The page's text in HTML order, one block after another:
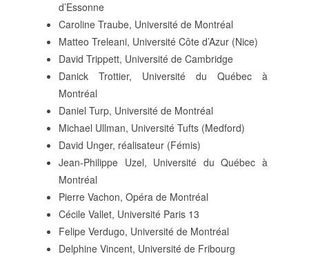
d’Essonne
Caroline Traube, Université de Montréal
Matteo Treleani, Université Côte d’Azur (Nice)
David Trippett, Université de Cambridge
Danick Trottier, Université du Québec à
Montréal
Daniel Turp, Université de Montréal
Michael Ullman, Université Tufts (Medford)
David Unger, réalisateur (Fémis)
Jean-Philippe Uzel, Université du Québec à
Montréal
Pierre Vachon, Opéra de Montréal
Cécile Vallet, Université Paris 13
Felipe Verdugo, Université de Montréal
Delphine Vincent, Université de Fribourg